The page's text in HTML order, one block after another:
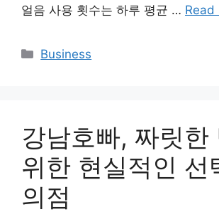
얼음 사용 횟수는 하루 평균 … Read
Categories
Business
강남호빠, 짜릿한
위한 현실적인 선
의점